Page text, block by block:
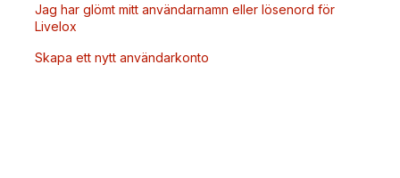
Jag har glömt mitt användarnamn eller lösenord för
Livelox
Skapa ett nytt användarkonto